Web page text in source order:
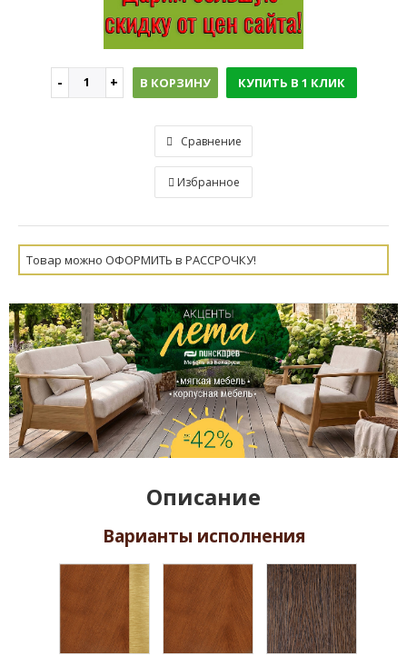
В КОРЗИНУ КУПИТЬ В 1 КЛИК
Сравнение
Избранное
Товар можно ОФОРМИТЬ в РАССРОЧКУ!
Описание
Варианты исполнения